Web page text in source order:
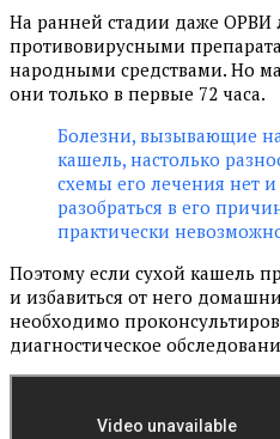
На ранней стадии даже ОРВИ
противовирусными
народными средствами. Но
они только в первые 72 часа.
Болезни, вызывающие
кашель, настолько
схемы его лечения нет
разобраться в его
практически
Поэтому если сухой кашель
и избавиться от него
необходимо
диагностическое